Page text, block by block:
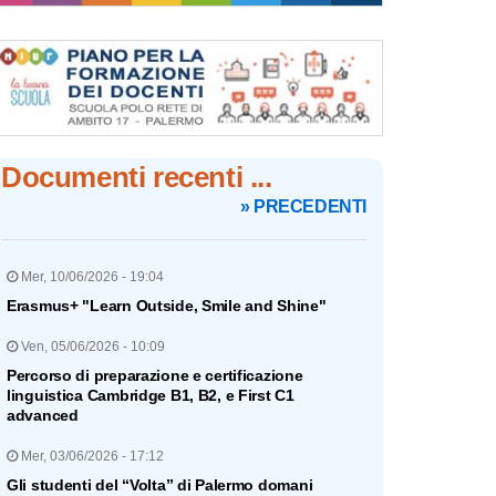
Documenti recenti ...
» PRECEDENTI
Mer, 10/06/2026 - 19:04
Erasmus+ "Learn Outside, Smile and Shine"
Ven, 05/06/2026 - 10:09
Percorso di preparazione e certificazione
linguistica Cambridge B1, B2, e First C1
advanced
Mer, 03/06/2026 - 17:12
Gli studenti del “Volta” di Palermo domani